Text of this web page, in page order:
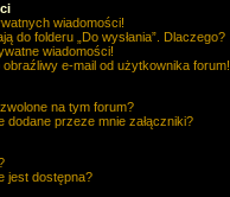
wiadomości!
do folderu „Do wysłania”. Dlaczego?
wiadomości!
obraźliwy e-mail od użytkownika forum!
na tym forum?
przeze mnie załączniki?
jest dostępna?